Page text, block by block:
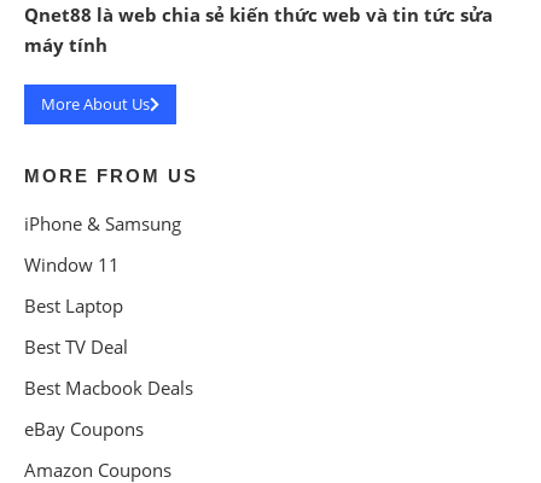
Qnet88 là web chia sẻ kiến thức web và tin tức sửa
máy tính
More About Us
MORE FROM US
iPhone & Samsung
Window 11
Best Laptop
Best TV Deal
Best Macbook Deals
eBay Coupons
Amazon Coupons